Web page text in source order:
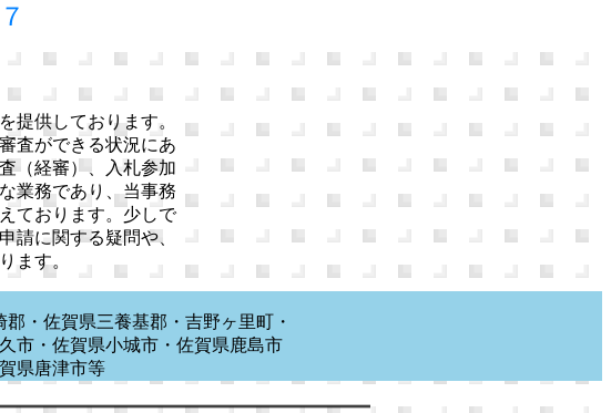
提供しております。
査ができる状況にあ
（経審）、入札参加
業務であり、当事務
ております。少しで
請に関する疑問や、
ます。
・佐賀県三養基郡・吉野ヶ里町・
市・佐賀県小城市・佐賀県鹿島市
賀県唐津市等